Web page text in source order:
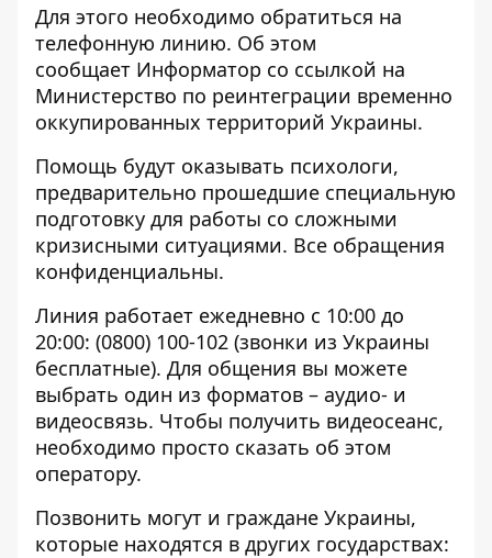
Для этого необходимо обратиться на
телефонную линию. Об этом
сообщает Информатор со ссылкой на
Министерство по реинтеграции временно
оккупированных территорий Украины.
Помощь будут оказывать психологи,
предварительно прошедшие специальную
подготовку для работы со сложными
кризисными ситуациями. Все обращения
конфиденциальны.
Линия работает ежедневно с 10:00 до
20:00: (0800) 100-102 (звонки из Украины
бесплатные). Для общения вы можете
выбрать один из форматов – аудио- и
видеосвязь. Чтобы получить видеосеанс,
необходимо просто сказать об этом
оператору.
Позвонить могут и граждане Украины,
которые находятся в других государствах: